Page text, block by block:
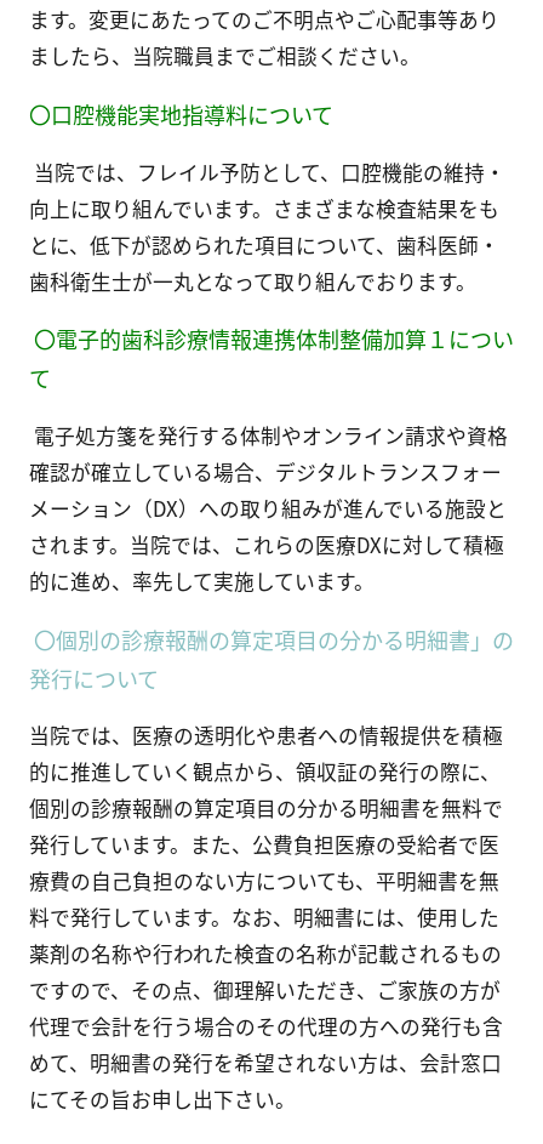
ます。変更にあたってのご不明点やご心配事等あり
ましたら、当院職員までご相談ください。
〇口腔機能実地指導料について
当院では、フレイル予防として、口腔機能の維持・
向上に取り組んでいます。さまざまな検査結果をも
とに、低下が認められた項目について、歯科医師・
歯科衛生士が一丸となって取り組んでおります。
〇電子的歯科診療情報連携体制整備加算１につい
て
電子処方箋を発行する体制やオンライン請求や資格
確認が確立している場合、デジタルトランスフォー
メーション（DX）への取り組みが進んでいる施設と
されます。当院では、これらの医療DXに対して積極
的に進め、率先して実施しています。
〇個別の診療報酬の算定項目の分かる明細書」の
発行について
当院では、医療の透明化や患者への情報提供を積極
的に推進していく観点から、領収証の発行の際に、
個別の診療報酬の算定項目の分かる明細書を無料で
発行しています。また、公費負担医療の受給者で医
療費の自己負担のない方についても、平明細書を無
料で発行しています。なお、明細書には、使用した
薬剤の名称や行われた検査の名称が記載されるもの
ですので、その点、御理解いただき、ご家族の方が
代理で会計を行う場合のその代理の方への発行も含
めて、明細書の発行を希望されない方は、会計窓口
にてその旨お申し出下さい。